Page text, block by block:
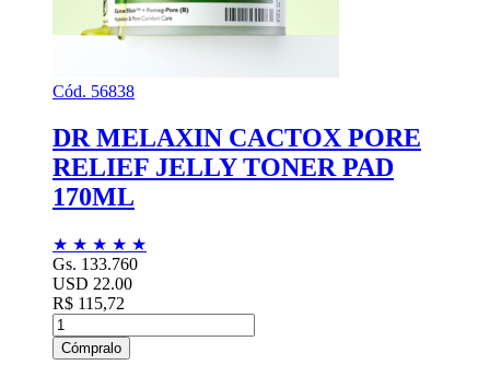
Cód. 56838
DR MELAXIN CACTOX PORE
RELIEF JELLY TONER PAD
170ML
★ ★ ★ ★ ★
Gs. 133.760
USD 22.00
R$ 115,72
Cómpralo